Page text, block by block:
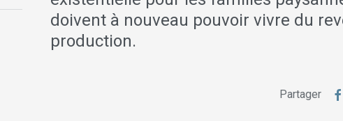
doivent à nouveau pouvoir vivre du
production.
Partager